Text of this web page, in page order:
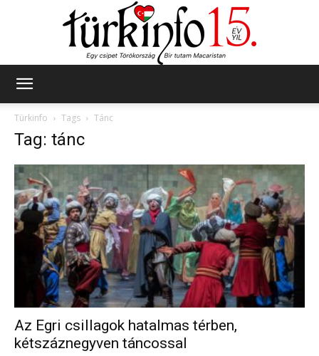
Türkinfo
Tags Tánc
Tag: tánc
Az Egri csillagok hatalmas térben,
kétszáznegyven táncossal